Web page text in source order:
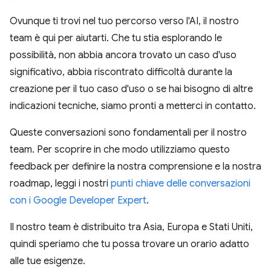
Ovunque ti trovi nel tuo percorso verso l'AI, il nostro
team è qui per aiutarti. Che tu stia esplorando le
possibilità, non abbia ancora trovato un caso d'uso
significativo, abbia riscontrato difficoltà durante la
creazione per il tuo caso d'uso o se hai bisogno di altre
indicazioni tecniche, siamo pronti a metterci in contatto.
Queste conversazioni sono fondamentali per il nostro
team. Per scoprire in che modo utilizziamo questo
feedback per definire la nostra comprensione e la nostra
roadmap, leggi i nostri punti chiave delle conversazioni
con i Google Developer Expert.
Il nostro team è distribuito tra Asia, Europa e Stati Uniti,
quindi speriamo che tu possa trovare un orario adatto
alle tue esigenze.